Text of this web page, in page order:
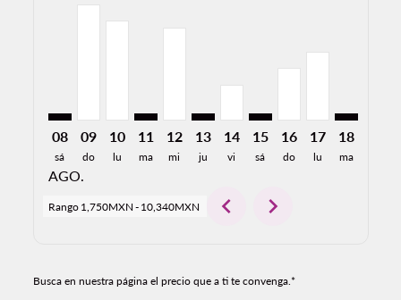
08
sá
AGO.
09
do
10
lu
11
ma
12
mi
13
ju
14
vi
15
sá
16
do
17
lu
18
ma
Rango 1,750MXN - 10,340MXN chevron_left chevron_right
Busca en nuestra página el precio que a ti te convenga.*